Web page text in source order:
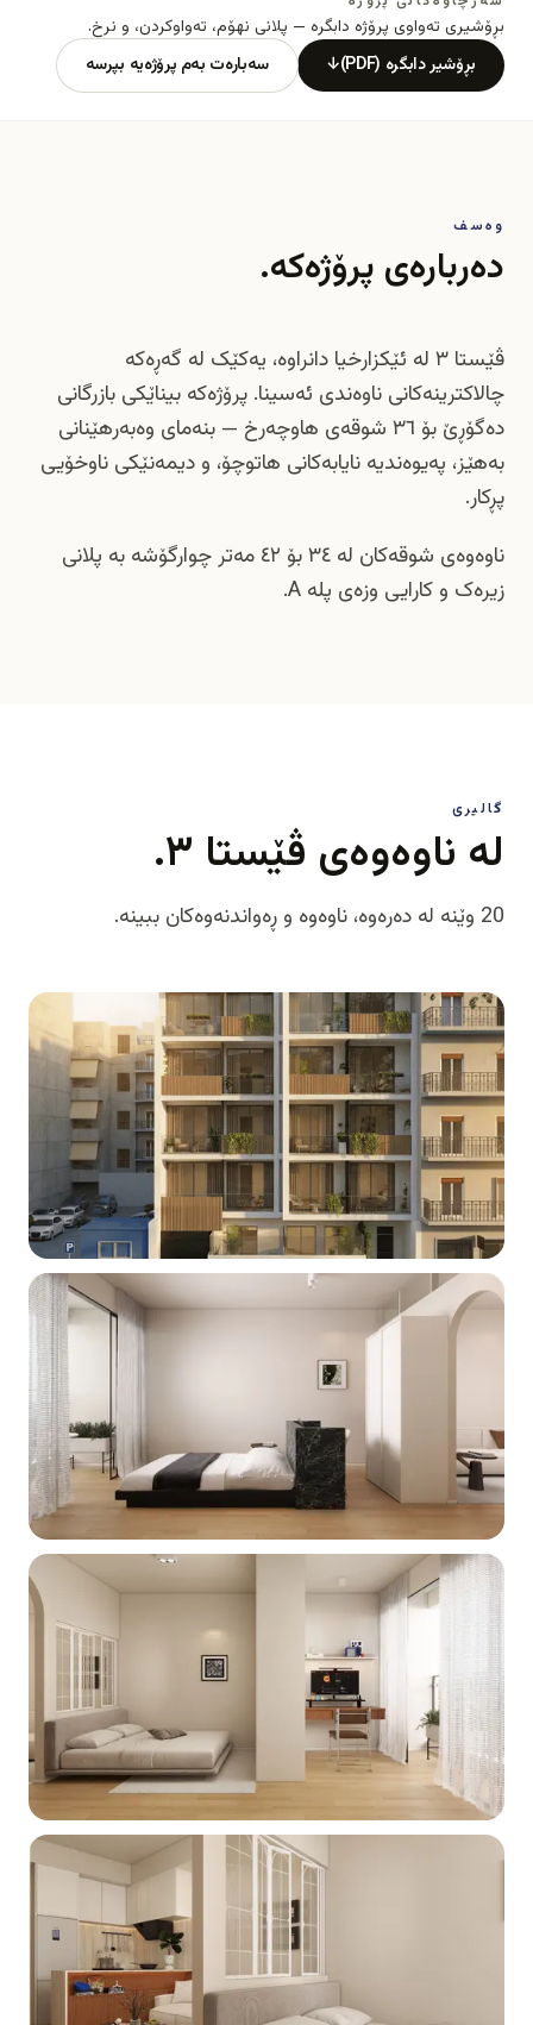
بڕۆشیری تەواوی پرۆژە دابگرە — پلانی نهۆم، تەواوکردن، و نرخ.
بڕۆشیر دابگرە (PDF)
↓ سەبارەت بەم پرۆژەیە بپرسە
وەسف
دەربارەی پرۆژەکە.
ڤێستا ٣ لە ئێکزارخیا دانراوە، یەکێک لە گەڕەکە
چالاکترینەکانی ناوەندی ئەسینا. پرۆژەکە بیناێکی بازرگانی
دەگۆڕێ بۆ ٣٦ شوقەی هاوچەرخ — بنەمای وەبەرهێنانی
بەهێز، پەیوەندیە نایابەکانی هاتوچۆ، و دیمەنێکی ناوخۆیی
پڕکار.
ناوەوەی شوقەکان لە ٣٤ بۆ ٤٢ مەتر چوارگۆشە بە پلانی
زیرەک و کارایی وزەی پلە A.
گالیری
لە ناوەوەی ڤێستا ٣.
20 وێنە لە دەرەوە، ناوەوە و ڕەواندنەوەکان ببینە.